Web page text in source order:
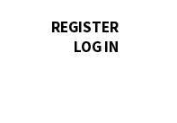
REGISTER
LOG IN